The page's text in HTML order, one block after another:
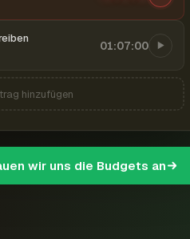
01:07:00
hinzufügen
wir uns die Budgets an